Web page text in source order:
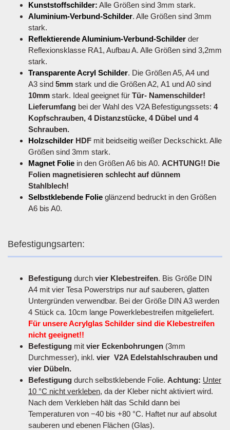
Kunststoffschilder: Alle Größen sind 3mm stark.
Aluminium-Verbund-Schilder. Alle Größen sind 3mm
stark.
Reflektierende Aluminium-Verbund-Schilder der
Reflexionsklasse RA1, Aufbau A. Alle Größen sind 3,2mm
stark.
Transparente Acryl Schilder. Die Größen A5, A4 und
A3 sind 5mm stark und die Größen A2, A1 und A0 sind
10mm stark. Ideal geeignet für Tür- Namenschilder!
Lieferumfang bei der Wahl des V2A Befestigungssets: 4
Kopfschrauben, 4 Distanzstücke, 4 Dübel und 4
Schrauben.
Holzschilder HDF mit beidseitig weißer Deckschickt. Alle
Größen sind 3mm stark.
Magnet Folie in den Größen A6 bis A0. ACHTUNG!! Die
Folien magnetisieren schlecht auf dünnem
Stahlblech!
Selbstklebende Folie glänzend bedruckt in den Größen
A6 bis A0.
Befestigungsarten:
Befestigung durch vier Klebestreifen. Bis Größe DIN
A4 mit vier Tesa Powerstrips nur auf sauberen, glatten
Untergründen verwendbar. Bei der Größe DIN A3 werden
4 Stück ca. 10cm lange Powerklebestreifen mitgeliefert.
Für unsere Acrylglas Schilder sind die Klebestreifen
nicht geeignet!!
Befestigung mit vier Eckenbohrungen (3mm
Durchmesser), inkl. vier V2A Edelstahlschrauben und
vier Dübeln.
Befestigung durch selbstklebende Folie. Achtung: Unter
10 °C nicht verkleben, da der Kleber nicht aktiviert wird.
Nach dem Verkleben hält das Schild dann bei
Temperaturen von −40 bis +80 °C. Haftet nur auf absolut
sauberen und ebenen Flächen (Glas).